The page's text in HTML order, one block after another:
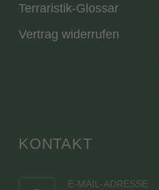
Terraristik-Glossar
Vertrag widerrufen
KONTAKT
E-MAIL-ADRESSE